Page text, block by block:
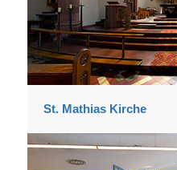
St. Mathias Kirche